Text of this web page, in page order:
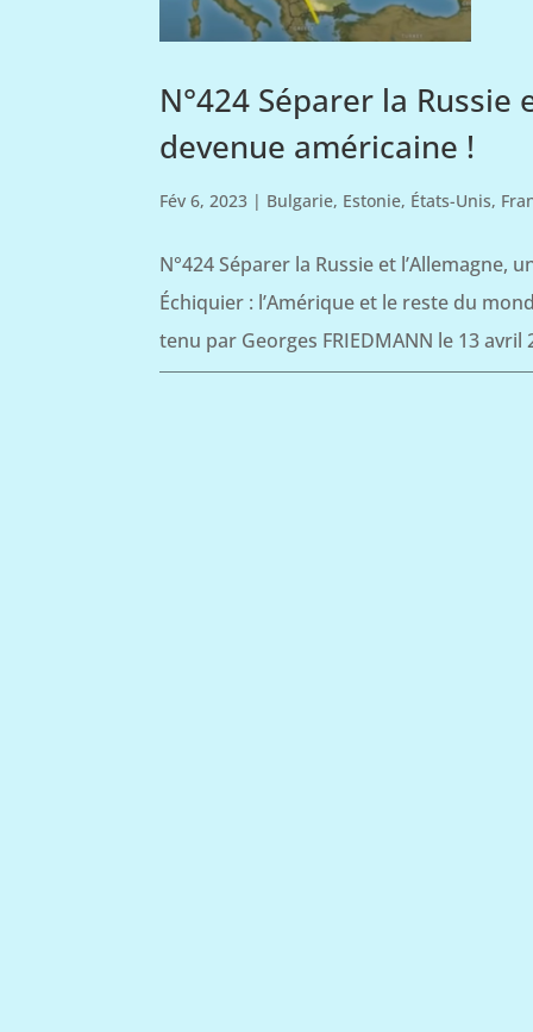
N°424 Séparer la
devenue américaine !
Fév 6, 2023 | Bulgarie, Estonie, États-Unis,
N°424 Séparer la Russie et
Échiquier : l’Amérique et le reste du
tenu par Georges FRIEDMANN le 13 avril